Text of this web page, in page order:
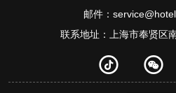
邮件：
联系地址：上海市奉贤区